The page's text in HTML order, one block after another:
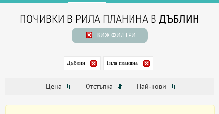
ПОЧИВКИ В РИЛА ПЛАНИНА В ДЪБЛИН
ВИЖ ФИЛТРИ
Дъблин Рила планина
Цена Отстъпка Най-нови